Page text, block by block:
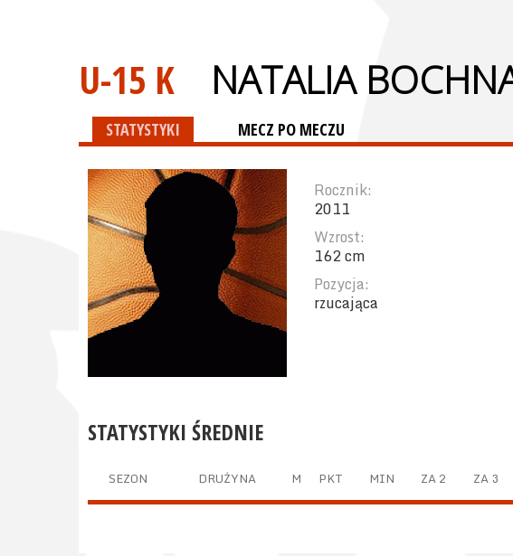
U-15 K NATALIA
STATYSTYKI MECZ PO MECZU
Rocznik:
2011
Wzrost:
162 cm
Pozycja:
rzucająca
STATYSTYKI ŚREDNIE
SEZON DRUŻYNA M PKT MIN ZA 2 ZA 3